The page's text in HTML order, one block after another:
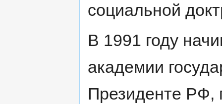
социальной
В 1991 году
академии
Президенте РФ,